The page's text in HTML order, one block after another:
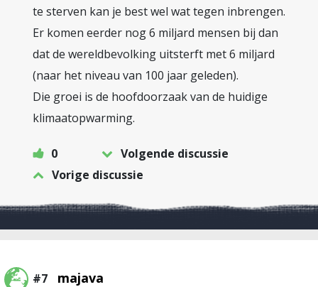
te sterven kan je best wel wat tegen inbrengen.
Er komen eerder nog 6 miljard mensen bij dan
dat de wereldbevolking uitsterft met 6 miljard
(naar het niveau van 100 jaar geleden).
Die groei is de hoofdoorzaak van de huidige
klimaatopwarming.
0
Volgende discussie
Vorige discussie
#7 majava